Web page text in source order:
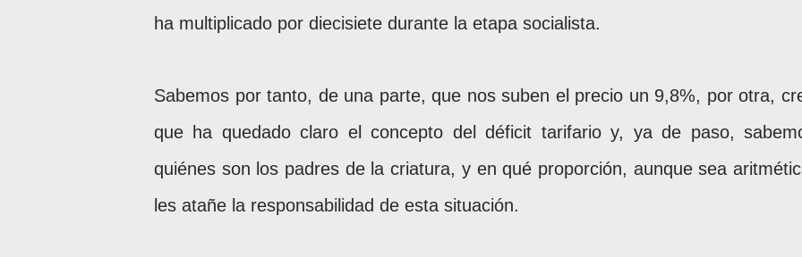
ha multiplicado por diecisiete durante la etapa socialista.
Sabemos por tanto, de una parte, que nos suben el precio un 9,8%, por otra,
que ha quedado claro el concepto del déficit tarifario y, ya de paso,
quiénes son los padres de la criatura, y en qué proporción, aunque sea
les atañe la responsabilidad de esta situación.